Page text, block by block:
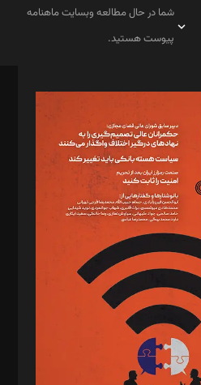
شما در حال مطالعه وبسایت ماهنامه
پیوست هستید.
یسنا امان‌پور، سروش کرمیان،
زهرا فکرانه، فائزه فتحی